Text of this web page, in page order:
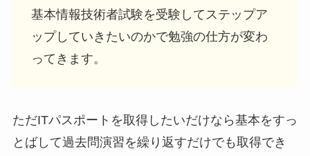
基本情報技術者試験を受験してステップア
ップしていきたいのかで勉強の仕方が変わ
ってきます。
ただITパスポートを取得したいだけなら基本をすっ
とばして過去問演習を繰り返すだけでも取得でき